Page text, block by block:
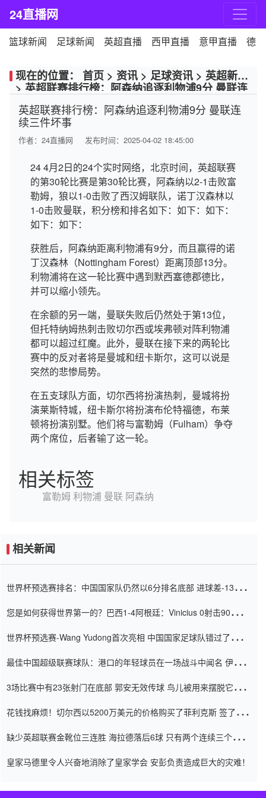
24直播网
篮球新闻 足球新闻 英超直播 西甲直播 意甲直播 德
现在的位置： 首页 > 资讯 > 足球资讯 > 英超新闻
> 英超联赛排行榜：阿森纳追逐利物浦9分 曼联连
英超联赛排行榜：阿森纳追逐利物浦9分 曼联连
续三件坏事
作者： 24直播网 发布时间：2025-04-02 18:45:00
24 4月2日的24个实时网络，北京时间，英超联赛
的第30轮比赛是第30轮比赛，阿森纳以2-1击败富
勒姆，狼以1-0击败了西汉姆联队，诺丁汉森林以
1-0击败曼联，积分榜和排名如下：如下：如下：
如下：如下：
获胜后，阿森纳距离利物浦有9分，而且赢得的诺
丁汉森林（Nottingham Forest）距离顶部13分。
利物浦将在这一轮比赛中遇到默西塞德郡德比，
并可以缩小领先。
在余额的另一端，曼联失败后仍然处于第13位，
但托特纳姆热刺击败切尔西或埃弗顿对阵利物浦
都可以超过红魔。此外，曼联在接下来的两轮比
赛中的反对者将是曼城和纽卡斯尔，这可以说是
突然的悲惨局势。
在五支球队方面，切尔西将扮演热刺，曼城将扮
演莱斯特城，纽卡斯尔将扮演布伦特福德，布莱
顿将扮演别墅。他们将与富勒姆（Fulham）争夺
两个席位，后者输了这一轮。
相关标签
富勒姆利物浦 曼联 阿森纳
相关新闻
世界杯预选赛排名：中国国家队仍然以6分排名底部 进球差-13令人
您是如何获得世界第一的？巴西1-4阿根廷：Vinicius 0射击90分钟
世界杯预选赛-Wang Yudong首次亮相 中国国家足球队错过了世界
最佳中国超级联赛球队：港口的年轻球员在一场战斗中闻名 伊万放
3场比赛中有23张射门在底部 郭安无效传球 鸟儿被用来摆脱它
花钱找麻烦！切尔西以5200万美元的价格购买了菲利克斯 签了7年
缺少英超联赛金靴位三连胜 海拉德落后6球 只有两个连续三个连续
皇家马德里令人兴奋地消除了皇家学会 安彭负责造成巨大的灾难！